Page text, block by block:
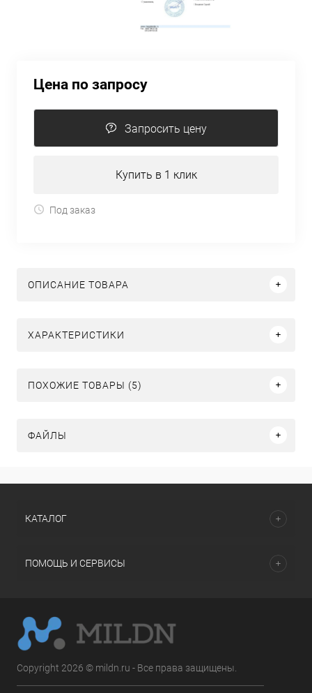
Цена по запросу
Запросить цену
Купить в 1 клик
Под заказ
ОПИСАНИЕ ТОВАРА
ХАРАКТЕРИСТИКИ
ПОХОЖИЕ ТОВАРЫ (5)
ФАЙЛЫ
КАТАЛОГ
ПОМОЩЬ И СЕРВИСЫ
Copyright 2026 © mildn.ru - Все права защищены.